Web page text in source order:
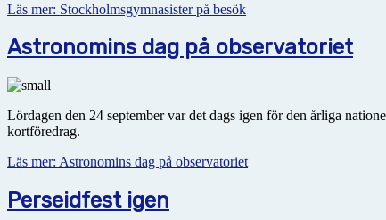
Läs mer: Stockholmsgymnasister på besök
Astronomins dag på observatoriet
Lördagen den 24 september var det dags igen för den årliga
kortföredrag.
Läs mer: Astronomins dag på observatoriet
Perseidfest igen